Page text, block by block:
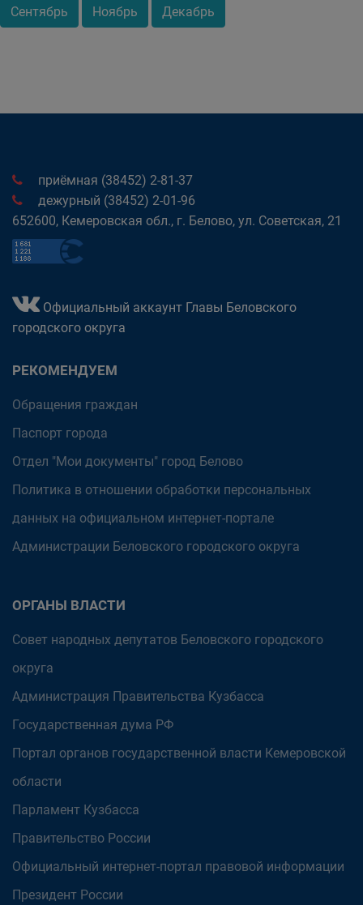
Сентябрь Ноябрь Декабрь
приёмная (38452) 2-81-37
дежурный (38452) 2-01-96
652600, Кемеровская обл., г. Белово, ул. Советская, 21
Официальный аккаунт Главы Беловского
городского округа
РЕКОМЕНДУЕМ
Обращения граждан
Паспорт города
Отдел "Мои документы" город Белово
Политика в отношении обработки персональных
данных на официальном интернет-портале
Администрации Беловского городского округа
ОРГАНЫ ВЛАСТИ
Совет народных депутатов Беловского городского
округа
Администрация Правительства Кузбасса
Государственная дума РФ
Портал органов государственной власти Кемеровской
области
Парламент Кузбасса
Правительство России
Официальный интернет-портал правовой информации
Президент России